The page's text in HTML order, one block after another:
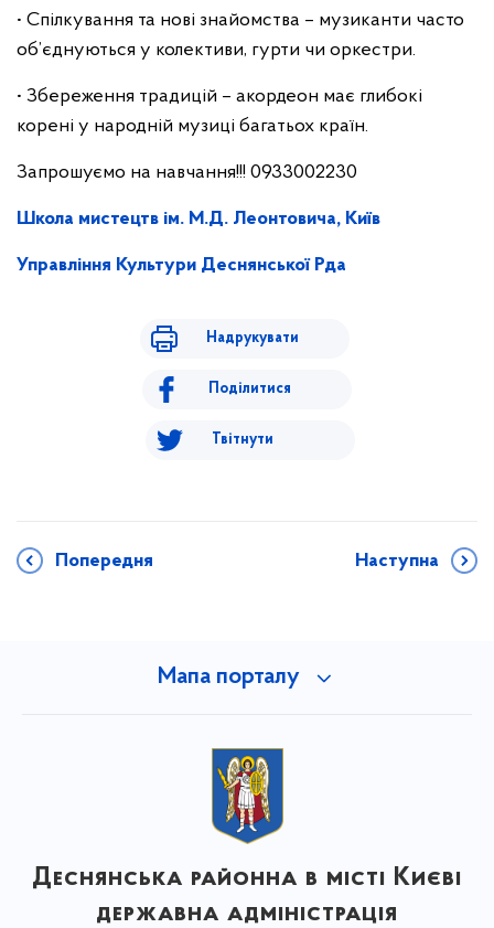
• Спілкування та нові знайомства – музиканти часто
об’єднуються у колективи, гурти чи оркестри.
• Збереження традицій – акордеон має глибокі
корені у народній музиці багатьох країн.
Запрошуємо на навчання!!! 0933002230
Школа мистецтв ім. М.Д. Леонтовича, Київ
Управління Культури Деснянської Рда
Надрукувати
Поділитися
Твітнути
Попередня Наступна
Мапа порталу
Деснянська районна в місті Києві
державна адміністрація